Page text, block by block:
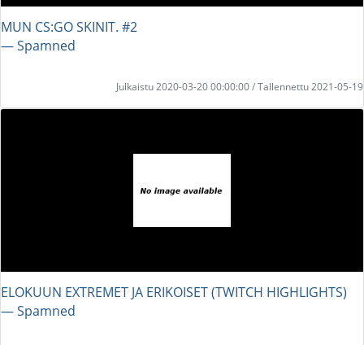
MUN CS:GO SKINIT. #2
― Spamned
Julkaistu 2020-03-20 00:00:00 / Tallennettu 2021-05-19
ELOKUUN EXTREMET JA ERIKOISET (TWITCH HIGHLIGHTS)
― Spamned